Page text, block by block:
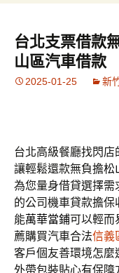
內
容
台北支票借款
山區汽車借款
2025-01-25 新
台北高級餐廳找閃
讓輕鬆還款無負擔松
為您量身借貸選擇需
的公司機車貸款擔
能萬華當鋪可以輕而
薦購買汽車合法信義
客戶個友善環境怎麼
外帶包裝貼心有保障